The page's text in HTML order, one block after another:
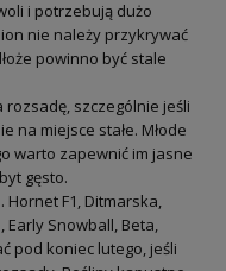
i potrzebują dużo
nie należy przykrywać
powinno być stale
rozsadę, szczególnie jeśli
na miejsce stałe. Młode
warto zapewnić im jasne
gęsto.
Hornet F1, Ditmarska,
Early Snowball, Beta,
pod koniec lutego, jeśli